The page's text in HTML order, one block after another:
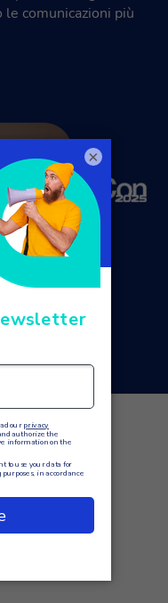
le comunicazioni più
XCALLY
×